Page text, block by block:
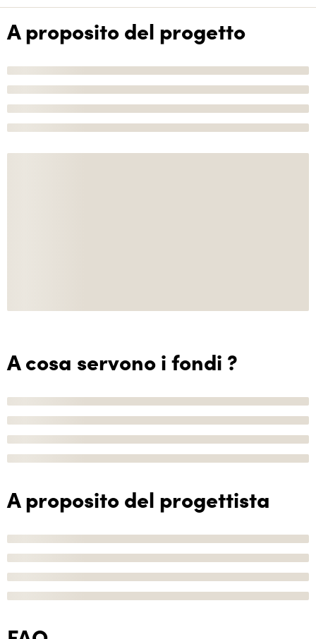
A proposito del progetto
A cosa servono i fondi ?
A proposito del progettista